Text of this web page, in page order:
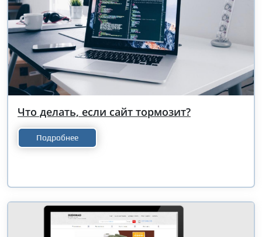
Что делать, если сайт тормозит?
Подробнее